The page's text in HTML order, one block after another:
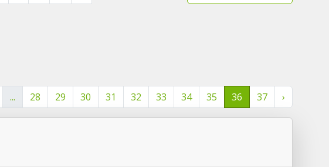
... 28 29 30 31 32 33 34 35 36 37 ›